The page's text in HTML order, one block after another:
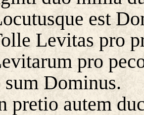
est
Levitas pro
pro
sum Dominus.
pretio autem